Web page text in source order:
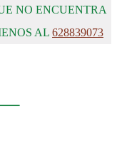
NO ENCUENTRA
AL 628839073